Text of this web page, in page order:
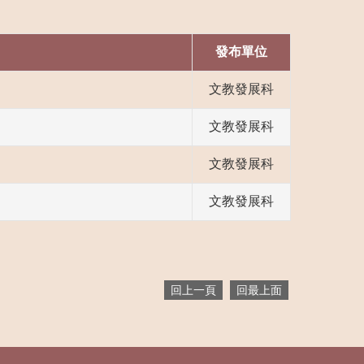
發布單位
文教發展科
文教發展科
文教發展科
文教發展科
回上一頁 回最上面